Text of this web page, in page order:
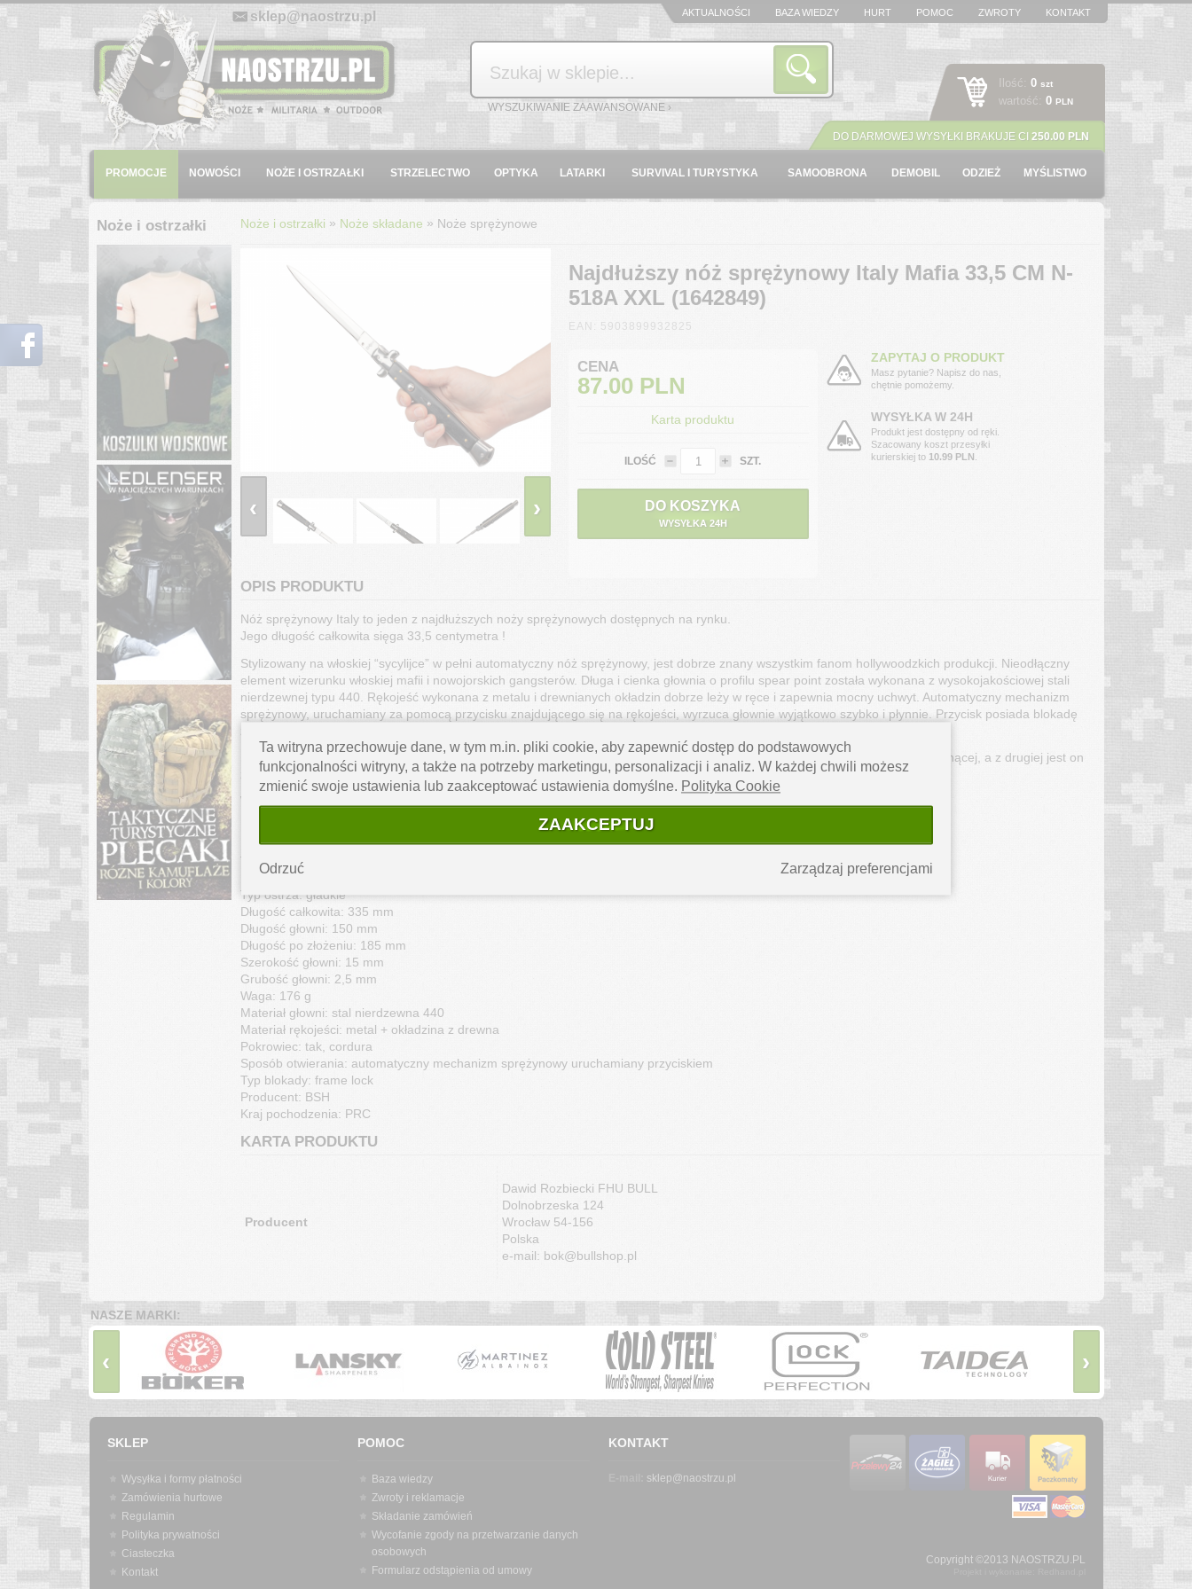
AKTUALNOŚCI BAZA WIEDZY HURT POMOC ZWROTY KONTAKT
E-mail:
sklep@naostrzu.pl
Ilość: 0 szt
wartość: 0 PLN
Szukaj
WYSZUKIWANIE ZAAWANSOWANE ›
DO DARMOWEJ WYSYŁKI BRAKUJE CI 250.00 PLN
Menu
PROMOCJE NOWOŚCI NOŻE I OSTRZAŁKI STRZELECTWO OPTYKA LATARKI SURVIVAL I TURYSTYKA SAMOOBRONA DEMOBIL ODZIEŻ MYŚLISTWO
Noże i ostrzałki Noże i ostrzałki » Noże składane » Noże sprężynowe
›
‹
Najdłuższy nóż sprężynowy Italy Mafia 33,5 CM N-
518A XXL (1642849)
EAN: 5903899932825
CENA
87.00 PLN
Karta produktu
ILOŚĆ SZT.
DO KOSZYKA
WYSYŁKA 24H
ZAPYTAJ O PRODUKT
Masz pytanie? Napisz do nas,
chętnie pomożemy.
WYSYŁKA W 24H
Produkt jest dostępny od ręki.
Szacowany koszt przesyłki
kurierskiej to 10.99 PLN
OPIS PRODUKTU
Nóż sprężynowy Italy to jeden z najdłuższych noży sprężynowych dostępnych na rynku.
Jego długość całkowita sięga 33,5 centymetra !
Stylizowany na włoskiej “sycylijce” w pełni automatyczny nóż sprężynowy, jest dobrze znany wszystkim fanom hollywoodzkich produkcji. Nieodłączny
element wizerunku włoskiej mafii i nowojorskich gangsterów. Długa i cienka głownia o profilu spear point została wykonana z wysokojakościowej stali
nierdzewnej typu 440. Rękojeść wykonana z metalu i drewnianych okładzin dobrze leży w ręce i zapewnia mocny uchwyt. Automatyczny mechanizm
sprężynowy, uruchamiany za pomocą przycisku znajdującego się na rękojeści, wyrzuca głownie wyjątkowo szybko i płynnie. Przycisk posiada blokadę
Nóż posiada szeroki bolster, który z jednej strony tworzy swoisty jelec chroniący dłoń przed osunięciem się w stronę krawędzi tnącej, a z drugiej jest on
zwolnieniem blokady przy zamykaniu noża.
W zestawie znajduje się czarny, klasyczny pokrowiec z cordury.
Dane techniczne:
Typ noża: składany
Profil głowni: spear point
Typ ostrza: gładkie
Długość całkowita: 335 mm
Długość głowni: 150 mm
Długość po złożeniu: 185 mm
Szerokość głowni: 15 mm
Grubość głowni: 2,5 mm
Waga: 176 g
Materiał głowni: stal nierdzewna 440
Materiał rękojeści: metal + okładzina z drewna
Pokrowiec: tak, cordura
Sposób otwierania: automatyczny mechanizm sprężynowy uruchamiany przyciskiem
Typ blokady: frame lock
Producent: BSH
Kraj pochodzenia: PRC
KARTA PRODUKTU
Producent
Dawid Rozbiecki FHU BULL
Dolnobrzeska 124
Wrocław 54-156
Polska
e-mail: bok@bullshop.pl
NASZE MARKI:
‹ ›
Copyright ©2013 NAOSTRZU.PL
SKLEP
Wysyłka i formy płatności
Zamówienia hurtowe
Regulamin
Polityka prywatności
Ciasteczka
Kontakt
POMOC
Baza wiedzy
Zwroty i reklamacje
Składanie zamówień
Wycofanie zgody na przetwarzanie danych
osobowych
Formularz odstąpienia od umowy
KONTAKT
sklep@naostrzu.pl
Ta witryna przechowuje dane, w tym m.in. pliki cookie, aby zapewnić dostęp do podstawowych
funkcjonalności witryny, a także na potrzeby marketingu, personalizacji i analiz. W każdej chwili możesz
zmienić swoje ustawienia lub zaakceptować ustawienia domyślne. Polityka Cookie
ZAAKCEPTUJ
Zarządzaj preferencjami
Odrzuć